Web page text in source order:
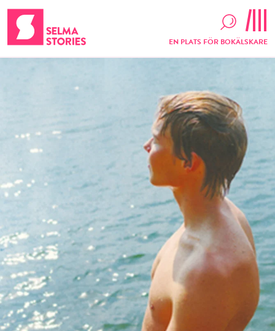
EN PLATS FÖR BOKÄLSKARE